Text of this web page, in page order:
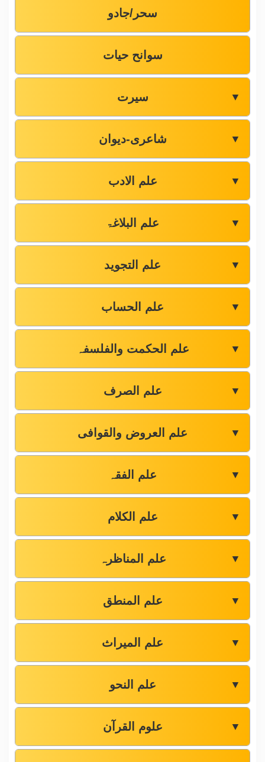
سحر/جادو
سوانح حیات
سیرت ▼
شاعری-دیوان ▼
علم الادب ▼
علم البلاغۃ ▼
علم التجوید ▼
علم الحساب ▼
علم الحکمت والفلسفہ ▼
علم الصرف ▼
علم العروض والقوافی ▼
علم الفقہ ▼
علم الکلام ▼
علم المناظرہ ▼
علم المنطق ▼
علم المیراث ▼
علم النحو ▼
علوم القرآن ▼